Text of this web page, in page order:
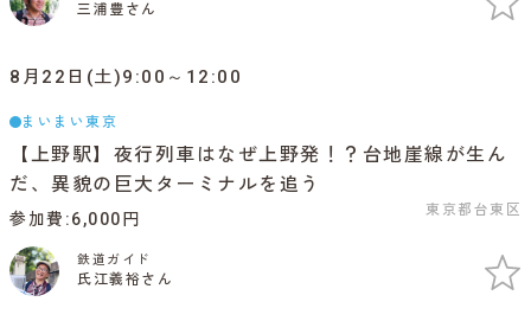
三浦豊さん
8月22日(土)9:00～12:00
まいまい東京
【上野駅】夜行列車はなぜ上野発！？台地崖線が生ん
だ、異貌の巨大ターミナルを追う
東京都台東区
参加費 6,000円
鉄道ガイド
氏江義裕さん